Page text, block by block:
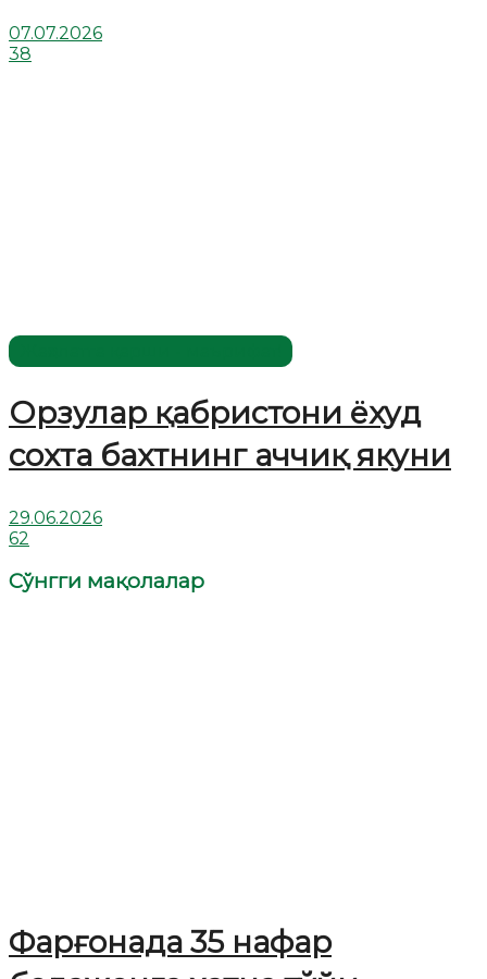
07.07.2026
38
Орзулар қабристони ёхуд
сохта бахтнинг аччиқ якуни
29.06.2026
62
Сўнгги мақолалар
Фарғонада 35 нафар